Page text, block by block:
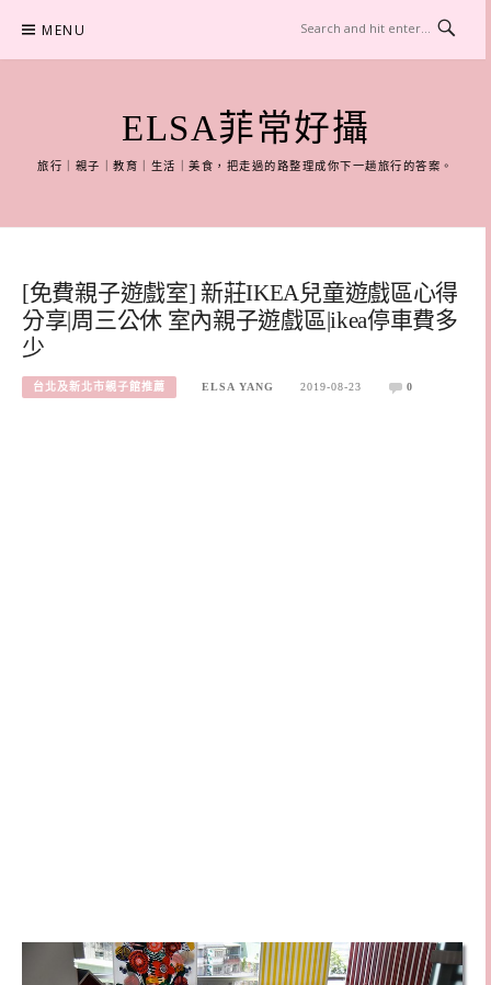
content
MENU
ELSA菲常好攝
旅行｜親子｜教育｜生活｜美食，把走過的路整理成你下一趟旅行的答案。
[免費親子遊戲室] 新莊IKEA兒童遊戲區心得
分享|周三公休 室內親子遊戲區|ikea停車費多
少
台北及新北市親子館推薦 ELSA YANG 2019-08-23 0